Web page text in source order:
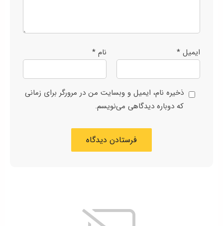
نام * ایمیل *
ذخیره نام، ایمیل و وبسایت من در مرورگر برای زمانی
که دوباره دیدگاهی می‌نویسم.